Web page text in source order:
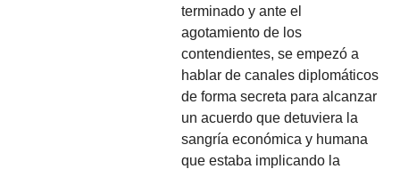
terminado y ante el
agotamiento de los
contendientes, se empezó a
hablar de canales diplomáticos
de forma secreta para alcanzar
un acuerdo que detuviera la
sangría económica y humana
que estaba implicando la